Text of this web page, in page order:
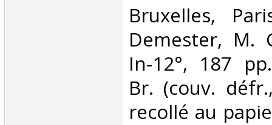
‎Bruxelles,
Demester, M.
In-12°, 187
Br. (couv.
recollé au